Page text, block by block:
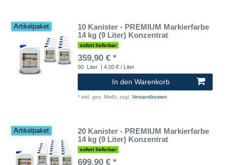
Artikelpaket
10 Kanister - PREMIUM Markierfarbe
14 kg (9 Liter) Konzentrat
sofort lieferbar
359,90 € *
90 Liter | 4,00 € / Liter
In den Warenkorb
* inkl. ges. MwSt. zzgl. Versandkosten
Artikelpaket
20 Kanister - PREMIUM Markierfarbe
14 kg (9 Liter) Konzentrat
sofort lieferbar
699,90 € *